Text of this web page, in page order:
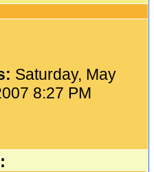
Saturday, May
8:27 PM